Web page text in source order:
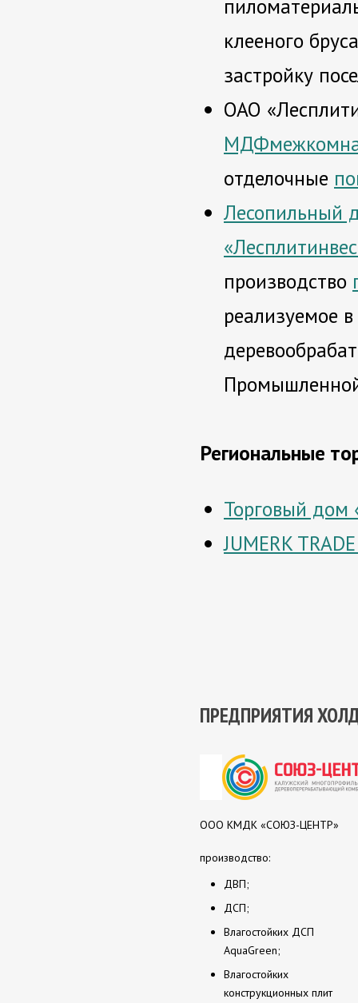
клееного
застройку
ОАО
МДФ
отделочные
Лесопильный
производство
реализуемое
Региональные
Торговый дом
JUMERK
ПРЕДПРИЯТИЯ
ООО КМДК «СОЮЗ-ЦЕНТР»
производство:
ДВП;
ДСП;
Влагостойких ДСП
AquaGreen;
Влагостойких
конструкционных плит